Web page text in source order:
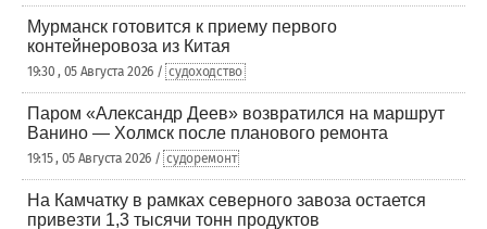
Мурманск готовится к приему первого
контейнеровоза из Китая
19:30 , 05 Августа 2026 / судоходство
Паром «Александр Деев» возвратился на маршрут
Ванино — Холмск после планового ремонта
19:15 , 05 Августа 2026 / судоремонт
На Камчатку в рамках северного завоза остается
привезти 1,3 тысячи тонн продуктов